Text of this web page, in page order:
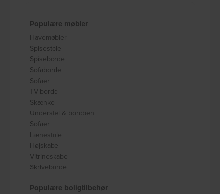
Populære møbler
Havemøbler
Spisestole
Spiseborde
Sofaborde
Sofaer
TV-borde
Skænke
Understel & bordben
Sofaer
Lænestole
Højskabe
Vitrineskabe
Skriveborde
Populære boligtilbehør